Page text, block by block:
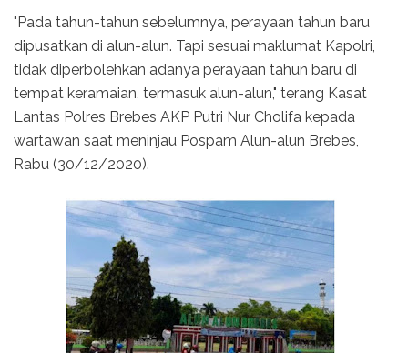
"Pada tahun-tahun sebelumnya, perayaan tahun baru
dipusatkan di alun-alun. Tapi sesuai maklumat Kapolri,
tidak diperbolehkan adanya perayaan tahun baru di
tempat keramaian, termasuk alun-alun," terang Kasat
Lantas Polres Brebes AKP Putri Nur Cholifa kepada
wartawan saat meninjau Pospam Alun-alun Brebes,
Rabu (30/12/2020).